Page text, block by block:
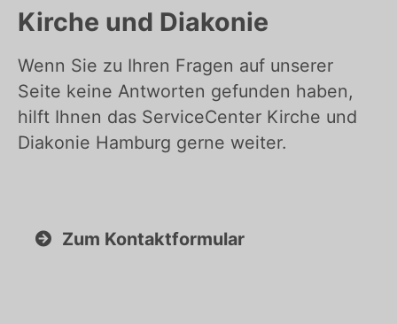
Kirche und Diakonie
Wenn Sie zu Ihren Fragen auf unserer
Seite keine Antworten gefunden haben,
hilft Ihnen das ServiceCenter Kirche und
Diakonie Hamburg gerne weiter.
Zum Kontaktformular